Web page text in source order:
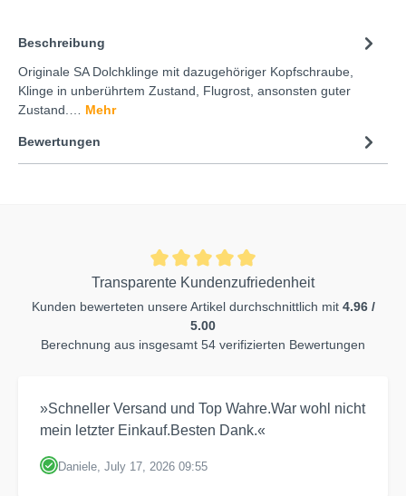
Beschreibung
Originale SA Dolchklinge mit dazugehöriger Kopfschraube,
Klinge in unberührtem Zustand, Flugrost, ansonsten guter
Zustand.… Mehr
Bewertungen
Transparente Kundenzufriedenheit
Kunden bewerteten unsere Artikel durchschnittlich mit 4.96 /
5.00
Berechnung aus insgesamt 54 verifizierten Bewertungen
»Schneller Versand und Top Wahre.War wohl nicht
mein letzter Einkauf.Besten Dank.«
Daniele, July 17, 2026 09:55